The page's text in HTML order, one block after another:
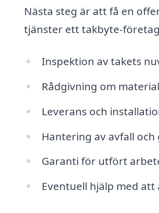
Nästa steg är att få en
tjänster ett takbyte-
Inspektion av takets
Rådgivning om
Leverans och
Hantering av avfall
Garanti för utfört
Eventuell hjälp med